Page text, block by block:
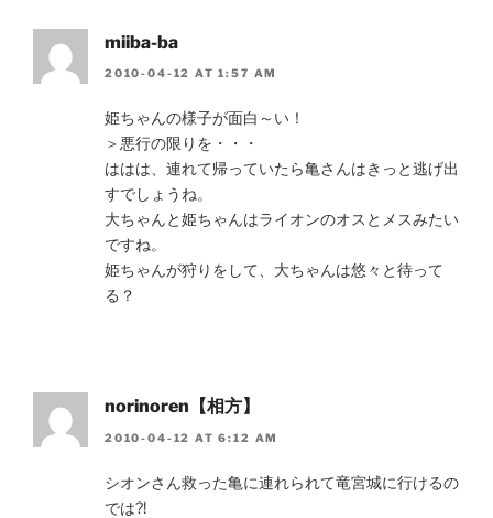
miiba-ba
2010-04-12 AT 1:57 AM
姫ちゃんの様子が面白～い！
＞悪行の限りを・・・
ははは、連れて帰っていたら亀さんはきっと逃げ出
すでしょうね。
大ちゃんと姫ちゃんはライオンのオスとメスみたい
ですね。
姫ちゃんが狩りをして、大ちゃんは悠々と待って
る？
norinoren【相方】
2010-04-12 AT 6:12 AM
シオンさん救った亀に連れられて竜宮城に行けるの
では?!